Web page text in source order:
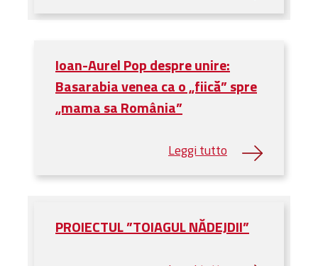
Ioan-Aurel Pop despre unire:
Basarabia venea ca o „fiică” spre
„mama sa România”
PROIECTUL ”TOIAGUL NĂDEJDII”